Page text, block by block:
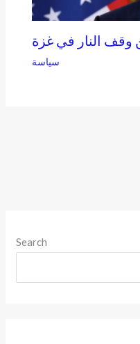
Search
وقف النار في غزة
سياسة